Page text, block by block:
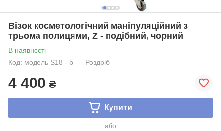
Візок косметологічний маніпуляційний з
трьома полицями, Z - подібний, чорний
В наявності
Код: модель S18 - b
Роздріб
4 400 ₴
Купити
або